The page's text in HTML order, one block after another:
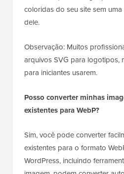
coloridas do seu site sem
dele.
Observação: Muitos
arquivos SVG para logotipos,
para iniciantes usarem.
Posso converter minhas
existentes para WebP?
Sim, você pode converter
existentes para o formato
WordPress, incluindo